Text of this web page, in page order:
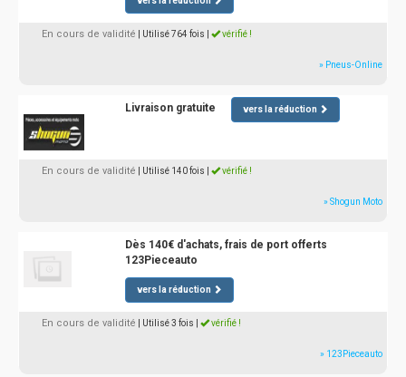
En cours de validité | Utilisé 764 fois vérifié !
» Pneus-Online
Livraison gratuite vers la réduction
En cours de validité | Utilisé 140 fois vérifié !
» Shogun Moto
Dès 140€ d'achats, frais de port offerts
123Pieceauto
vers la réduction
En cours de validité | Utilisé 3 fois vérifié !
» 123Pieceauto